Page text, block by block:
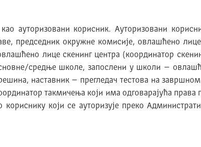
ауторизовани корисник. Ауторизовани
председник окружне комисије, овлашћено
лице скенинг центра (координатор
средње школе, запослени у школи –
наставник – прегледач тестова на завршном
такмичења који има одговарајућа права
који се ауторизује преко